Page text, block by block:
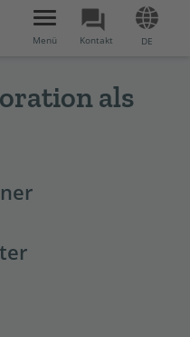
DE
Kontakt
Toggle
navigation
Menü
als